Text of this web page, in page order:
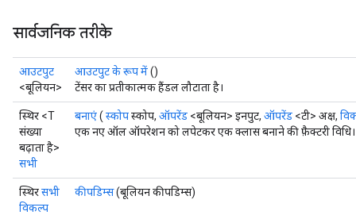
सार्वजनिक तरीके
आउटपुट
<बूलियन>
आउटपुट के रूप में()
टेंसर का प्रतीकात्मक हैंडल लौटाता है।
स्थिर <T
संख्या
बढ़ाता है>
सभी
बनाएं( स्कोपस्कोप, ऑपरेंड <बूलियन> इनपुट, ऑपरेंड <टी> अक्ष,
एक नए ऑल ऑपरेशन को लपेटकर एक क्लास बनाने की फ़ैक्टरी विधि।
स्थिरसभी
विकल्प
कीपडिम्स(बूलियन कीपडिम्स)